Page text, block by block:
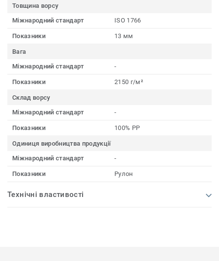
Товщина ворсу
Міжнародний стандарт
ISO 1766
Показники 13 мм
Вага
Міжнародний стандарт
-
Показники 2150 г/м²
Склад ворсу
Міжнародний стандарт
-
Показники 100% PP
Одиниця виробництва продукції
Міжнародний стандарт
-
Показники Рулон
Технічні властивості